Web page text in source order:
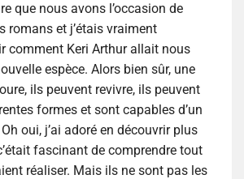
que nous avons l’occasion de
romans et j’étais vraiment
comment Keri Arthur allait nous
espèce. Alors bien sûr, une
ils peuvent revivre, ils peuvent
formes et sont capables d’un
oui, j’ai adoré en découvrir plus
fascinant de comprendre tout
réaliser. Mais ils ne sont pas les